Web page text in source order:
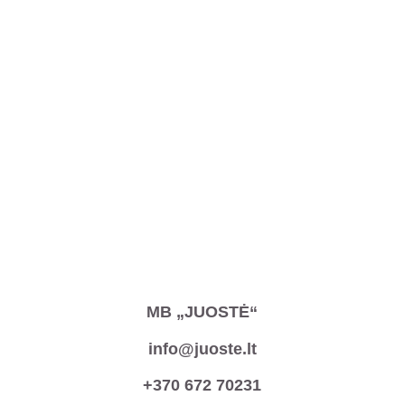
MB „JUOSTĖ“
info@juoste.lt
+370 672 70231